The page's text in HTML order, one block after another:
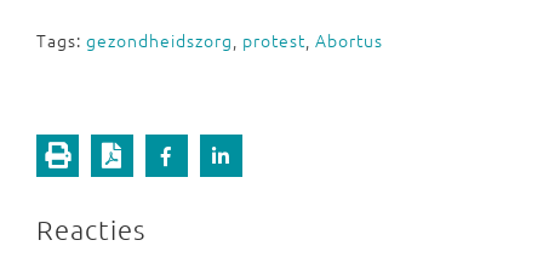
Tags: gezondheidszorg, protest, Abortus
Reacties